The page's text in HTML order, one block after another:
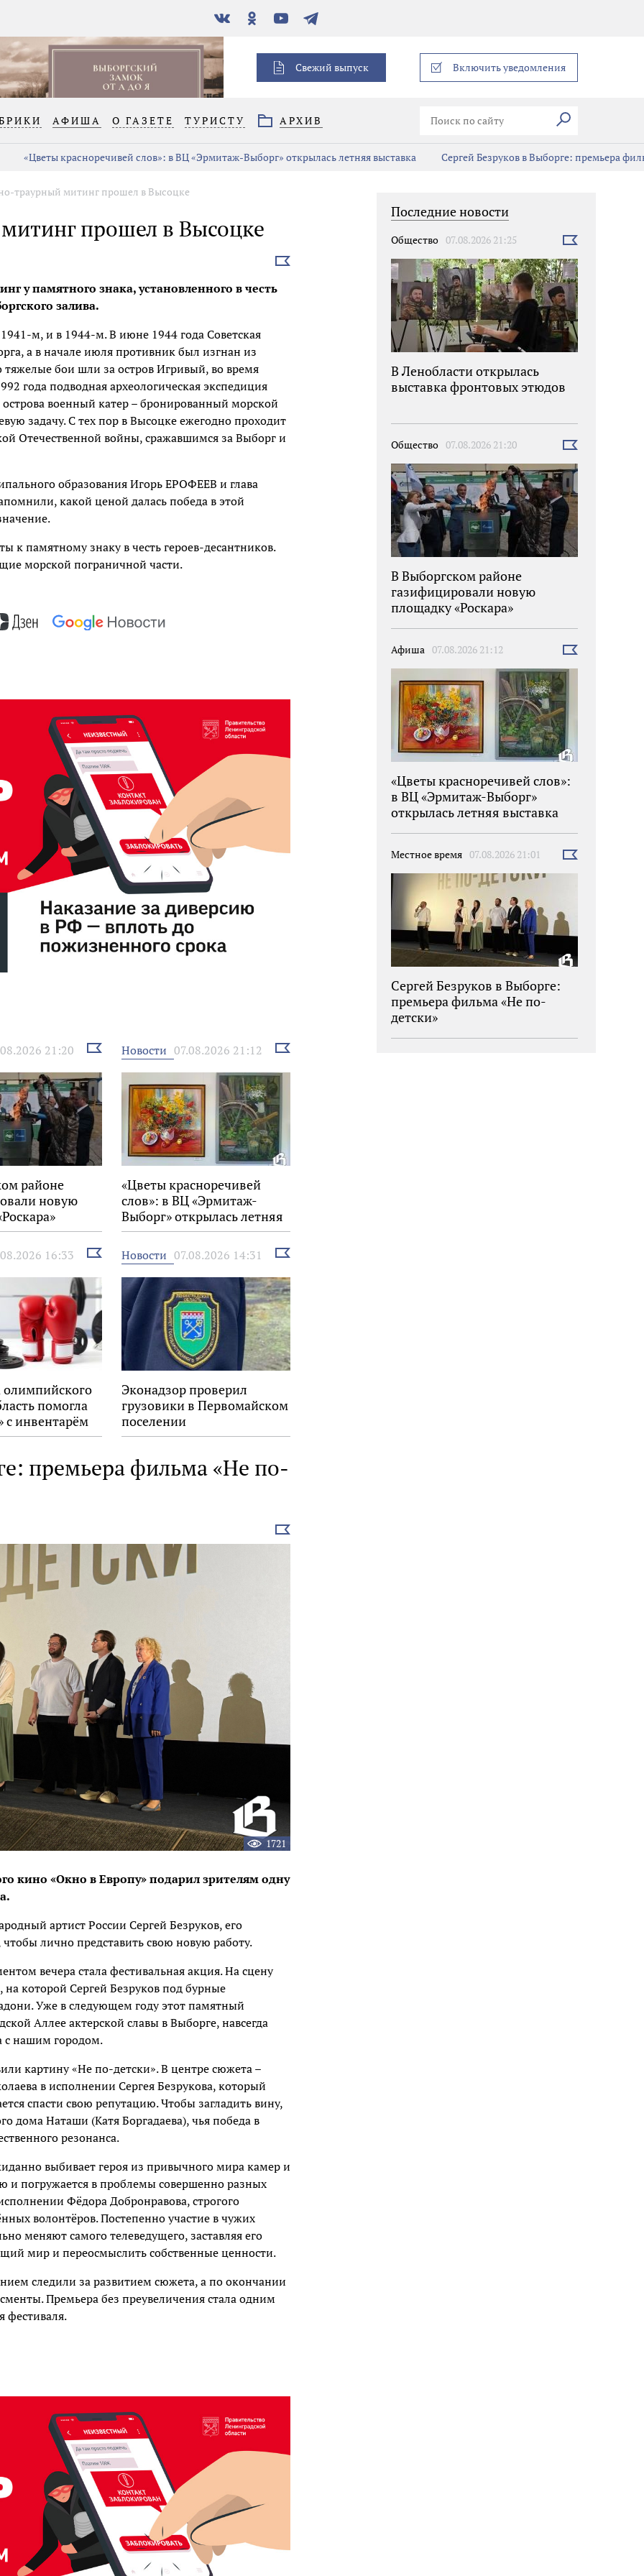
В
контакте
Одноклассники
YouTubeТелеграм
Свежий выпуск Включить уведомления
АФИША О ГАЗЕТЕ ТУРИСТУ АРХИВ Искать
«Цветы красноречивей слов»: в ВЦ «Эрмитаж-Выборг» открылась летняя выставка Сергей Безруков в Выборге: премьера
траурный митинг прошел в Высоцке
прошел в Высоцке
Выбрать
у памятного знака, установленного в честь
залива.
м, и в 1944-м. В июне 1944 года Советская
а в начале июля противник был изгнан из
тяжелые бои шли за остров Игривый, во время
года подводная археологическая экспедиция
военный катер – бронированный морской
задачу. С тех пор в Высоцке ежегодно проходит
Отечественной войны, сражавшимся за Выборг и
образования Игорь ЕРОФЕЕВ и глава
какой ценой далась победа в этой
к памятному знаку в честь героев-десантников.
морской пограничной части.
21:20
Выбрать
новость
районе
новую
Новости 07.08.2026 21:12
Выбрать
«Цветы красноречивей
слов»: в ВЦ «Эрмитаж-
Выборг» открылась летняя
выставка
16:33
Выбрать
новость
помогла
с инвентарём
Новости 07.08.2026 14:31
Выбрать
Эконадзор проверил
грузовики в Первомайском
поселении
премьера фильма «Не по-
Выбрать
новость
1721
кино «Окно в Европу» подарил зрителям одну
артист России Сергей Безруков, его
лично представить свою новую работу.
вечера стала фестивальная акция. На сцену
которой Сергей Безруков под бурные
Уже в следующем году этот памятный
Аллее актерской славы в Выборге, навсегда
с нашим городом.
картину «Не по-детски». В центре сюжета –
в исполнении Сергея Безрукова, который
спасти свою репутацию. Чтобы загладить вину,
дома Наташи (Катя Боргадаева), чья победа в
резонанса.
выбивает героя из привычного мира камер и
и погружается в проблемы совершенно разных
Фёдора Добронравова, строгого
волонтёров. Постепенно участие в чужих
меняют самого телеведущего, заставляя его
мир и переосмыслить собственные ценности.
следили за развитием сюжета, а по окончании
Премьера без преувеличения стала одним
фестиваля.
Последние новости
Общество 07.08.2026 21:25
Выбрать
В Ленобласти открылась
выставка фронтовых этюдов
Общество 07.08.2026 21:20
Выбрать
В Выборгском районе
газифицировали новую
площадку «Роскара»
Афиша 07.08.2026 21:12
Выбрать
«Цветы красноречивей слов»:
в ВЦ «Эрмитаж-Выборг»
открылась летняя выставка
Местное время 07.08.2026 21:01
Выбрать
Сергей Безруков в Выборге:
премьера фильма «Не по-
детски»